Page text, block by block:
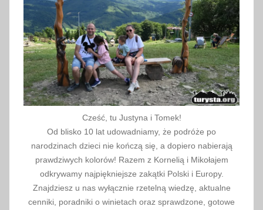
Cześć, tu Justyna i Tomek!
Od blisko 10 lat udowadniamy, że podróże po
narodzinach dzieci nie kończą się, a dopiero nabierają
prawdziwych kolorów! Razem z Kornelią i Mikołajem
odkrywamy najpiękniejsze zakątki Polski i Europy.
Znajdziesz u nas wyłącznie rzetelną wiedzę, aktualne
cenniki, poradniki o winietach oraz sprawdzone, gotowe